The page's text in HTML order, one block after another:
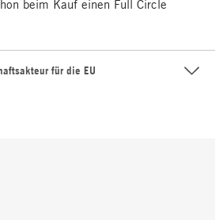
beim Kauf einen Full Circle
für die EU